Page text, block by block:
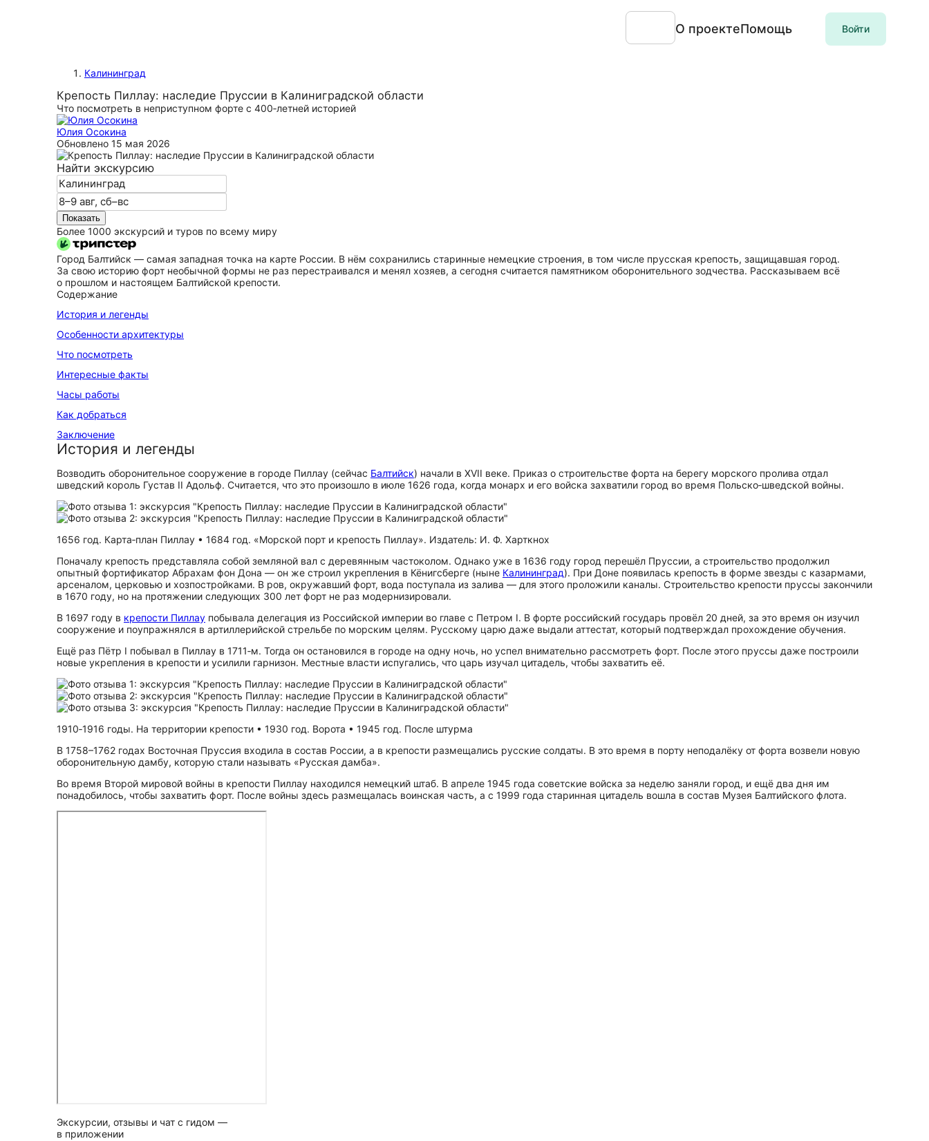
О проектеПомощь Войти
Калининград
Крепость Пиллау: наследие Пруссии в Калиниградской области
Что посмотреть в неприступном форте с 400‑летней историей
Юлия Осокина
Обновлено 15 мая 2026
Найти экскурсию
Показать
Более 1000 экскурсий и туров по всему миру
Город Балтийск — самая западная точка на карте России. В нём сохранились старинные немецкие строения, в том числе прусская крепость, защищавшая город.
За свою историю форт необычной формы не раз перестраивался и менял хозяев, а сегодня считается памятником оборонительного зодчества. Рассказываем всё
о прошлом и настоящем Балтийской крепости.
Содержание
История и легенды
Особенности архитектуры
Что посмотреть
Интересные факты
Часы работы
Как добраться
Заключение
История и легенды
Возводить оборонительное сооружение в городе Пиллау (сейчас Балтийск) начали в XVII веке. Приказ о строительстве форта на берегу морского пролива отдал
шведский король Густав II Адольф. Считается, что это произошло в июле 1626 года, когда монарх и его войска захватили город во время Польско‑шведской войны.
1656 год. Карта‑план Пиллау • 1684 год. «Морской порт и крепость Пиллау». Издатель: И. Ф. Харткнох
Поначалу крепость представляла собой земляной вал с деревянным частоколом. Однако уже в 1636 году город перешёл Пруссии, а строительство продолжил
опытный фортификатор Абрахам фон Дона — он же строил укрепления в Кёнигсберге (ныне Калининград). При Доне появилась крепость в форме звезды с казармами,
арсеналом, церковью и хозпостройками. В ров, окружавший форт, вода поступала из залива — для этого проложили каналы. Строительство крепости пруссы закончили
в 1670 году, но на протяжении следующих 300 лет форт не раз модернизировали.
В 1697 году в крепости Пиллау побывала делегация из Российской империи во главе с Петром I. В форте российский государь провёл 20 дней, за это время он изучил
сооружение и поупражнялся в артиллерийской стрельбе по морским целям. Русскому царю даже выдали аттестат, который подтверждал прохождение обучения.
Ещё раз Пётр I побывал в Пиллау в 1711‑м. Тогда он остановился в городе на одну ночь, но успел внимательно рассмотреть форт. После этого пруссы даже построили
новые укрепления в крепости и усилили гарнизон. Местные власти испугались, что царь изучал цитадель, чтобы захватить её.
1910‑1916 годы. На территории крепости • 1930 год. Ворота • 1945 год. После штурма
В 1758–1762 годах Восточная Пруссия входила в состав России, а в крепости размещались русские солдаты. В это время в порту неподалёку от форта возвели новую
оборонительную дамбу, которую стали называть «Русская дамба».
Во время Второй мировой войны в крепости Пиллау находился немецкий штаб. В апреле 1945 года советские войска за неделю заняли город, и ещё два дня им
понадобилось, чтобы захватить форт. После войны здесь размещалась воинская часть, а с 1999 года старинная цитадель вошла в состав Музея Балтийского флота.
Экскурсии, отзывы и чат с гидом —
в приложении